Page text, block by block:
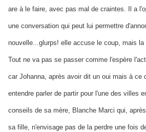
are à le faire, avec pas mal de craintes. Il a
une conversation qui peut lui permettre
nouvelle...glurps! elle accuse le coup, mais
Tout ne va pas se passer comme l'espère
car Johanna, après avoir dit un oui mais à ce
entendre parler de partir pour l'une des villes
conseils de sa mère, Blanche Marci qui,
sa fille, n'envisage pas de la perdre une fois